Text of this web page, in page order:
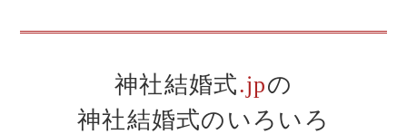
神社結婚式.jpの
神社結婚式のいろいろ